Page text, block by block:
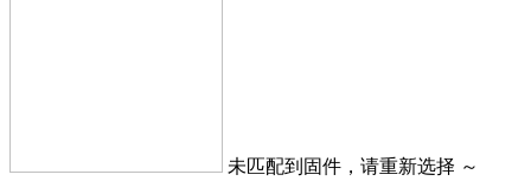
未匹配到固件，请重新选择 ～